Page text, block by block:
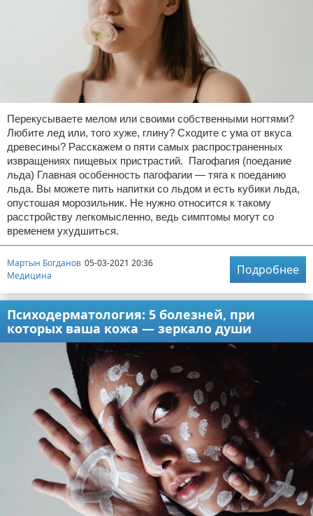
Перекусываете мелом или своими собственными ногтями?
Любите лед или, того хуже, глину? Сходите с ума от вкуса
древесины? Расскажем о пяти самых распространенных
извращениях пищевых пристрастий. Пагофагия (поедание
льда) Главная особенность пагофагии — тяга к поеданию
льда. Вы можете пить напитки со льдом и есть кубики льда,
опустошая морозильник. Не нужно относится к такому
расстройству легкомысленно, ведь симптомы могут со
временем ухудшиться.
Мартын Богданов 05-03-2021 20:36
Медицина
Подробнее
Психодерматология: 5 болезней, при
которых ваша кожа — зеркало души